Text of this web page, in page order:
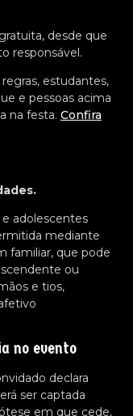
desde que
responsável.
estudantes,
e pessoas acima
na festa. Confira
adolescentes
mediante
familiar, que pode
ou
e tios,
no evento
declara
ser captada
em que cede,